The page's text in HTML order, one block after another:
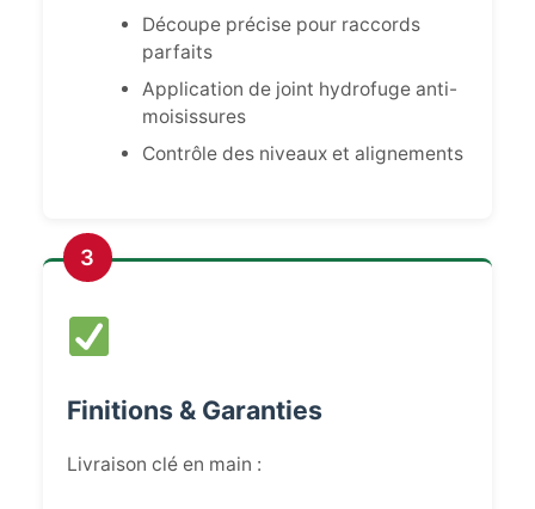
Découpe précise pour raccords
parfaits
Application de joint hydrofuge anti-
moisissures
Contrôle des niveaux et alignements
3
Finitions & Garanties
Livraison clé en main :